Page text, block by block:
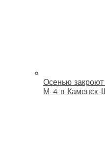
Осенью
М-4 в Каменск-